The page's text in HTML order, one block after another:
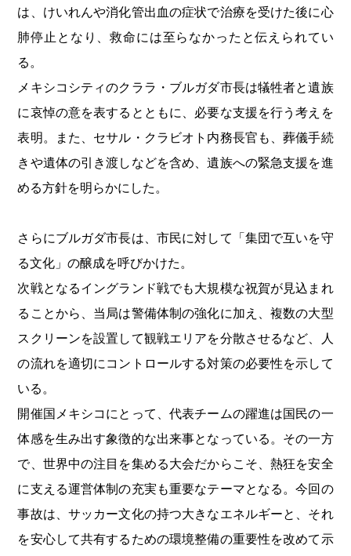
は、けいれんや消化管出血の症状で治療を受けた後に心
肺停止となり、救命には至らなかったと伝えられてい
る。
メキシコシティのクララ・ブルガダ市長は犠牲者と遺族
に哀悼の意を表するとともに、必要な支援を行う考えを
表明。また、セサル・クラビオト内務長官も、葬儀手続
きや遺体の引き渡しなどを含め、遺族への緊急支援を進
める方針を明らかにした。
さらにブルガダ市長は、市民に対して「集団で互いを守
る文化」の醸成を呼びかけた。
次戦となるイングランド戦でも大規模な祝賀が見込まれ
ることから、当局は警備体制の強化に加え、複数の大型
スクリーンを設置して観戦エリアを分散させるなど、人
の流れを適切にコントロールする対策の必要性を示して
いる。
開催国メキシコにとって、代表チームの躍進は国民の一
体感を生み出す象徴的な出来事となっている。その一方
で、世界中の注目を集める大会だからこそ、熱狂を安全
に支える運営体制の充実も重要なテーマとなる。今回の
事故は、サッカー文化の持つ大きなエネルギーと、それ
を安心して共有するための環境整備の重要性を改めて示